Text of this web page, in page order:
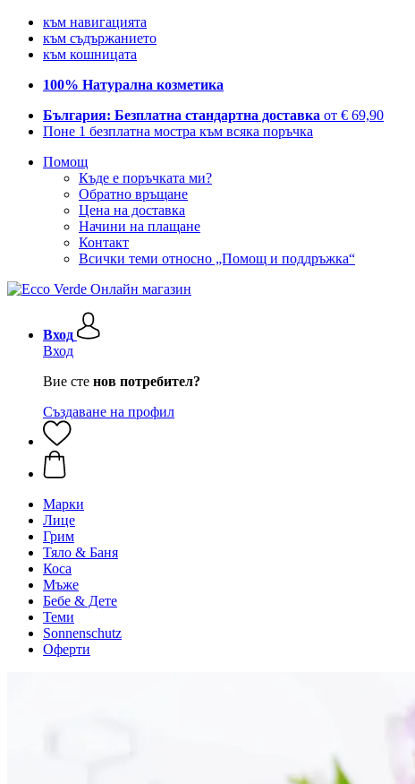
към навигацията
към съдържанието
към кошницата
100% Натурална козметика
България: Безплатна стандартна доставка от € 69,90
Поне 1 безплатна мостра към всяка поръчка
Помощ
Къде е поръчката ми?
Обратно връщане
Цена на доставка
Начини на плащане
Контакт
Всички теми относно „Помощ и поддръжка“
Вход
Вход
Вие сте нов потребител?
Създаване на профил
Марки
Лице
Грим
Тяло & Баня
Коса
Мъже
Бебе & Дете
Теми
Sonnenschutz
Оферти